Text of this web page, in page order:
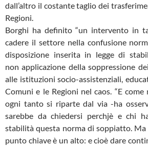
dall’altro il costante taglio dei
Regioni.
Borghi ha definito “un intervento in
cadere il settore nella confusione
disposizione inserita in legge di
non applicazione della soppressione
alle istituzioni socio-assistenziali,
Comuni e le Regioni nel caos. “E come
ogni tanto si riparte dal via -ha
sarebbe da chiedersi perchjè e chi
stabilità questa norma di soppiatto.
punto chiave è un alto: e cioè dare